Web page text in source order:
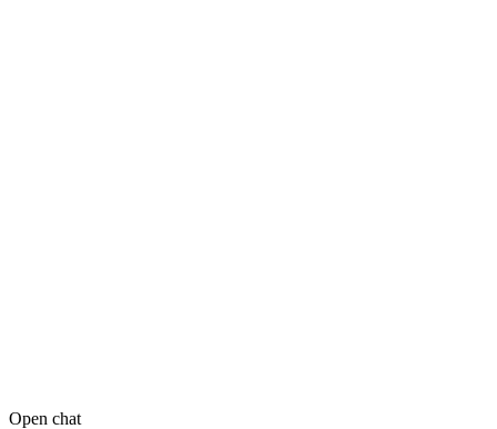
Open chat